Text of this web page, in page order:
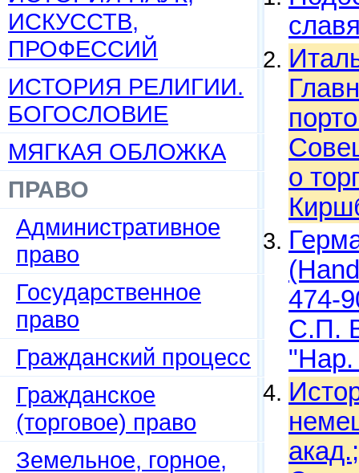
ИСКУССТВ,
ПРОФЕССИЙ
ИСТОРИЯ РЕЛИГИИ.
БОГОСЛОВИЕ
МЯГКАЯ ОБЛОЖКА
ПРАВО
Административное
право
Государственное
право
Гражданский процесс
Гражданское
(торговое) право
Земельное, горное,
о
474-
С.П.
"Нар.